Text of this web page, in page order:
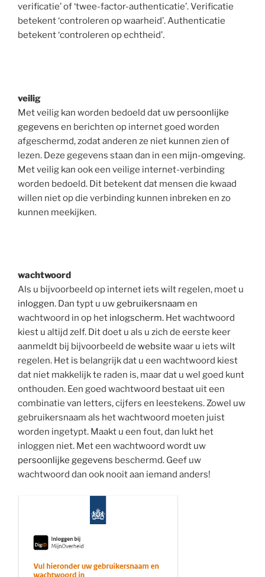
verificatie’ of ‘twee-factor-authenticatie’. Verificatie
betekent ‘controleren op waarheid’. Authenticatie
betekent ‘controleren op echtheid’.
veilig
Met veilig kan worden bedoeld dat uw persoonlijke
gegevens en berichten op internet goed worden
afgeschermd, zodat anderen ze niet kunnen zien of
lezen. Deze gegevens staan dan in een mijn-omgeving.
Met veilig kan ook een veilige internet-verbinding
worden bedoeld. Dit betekent dat mensen die kwaad
willen niet op die verbinding kunnen inbreken en zo
kunnen meekijken.
wachtwoord
Als u bijvoorbeeld op internet iets wilt regelen, moet u
inloggen. Dan typt u uwgebruikersnaam en
wachtwoord in op het inlogscherm. Het wachtwoord
kiest u altijd zelf. Dit doet u als u zich de eerste keer
aanmeldt bij bijvoorbeeld de website waar u iets wilt
regelen. Het is belangrijk dat u een wachtwoord kiest
dat niet makkelijk te raden is, maar dat u wel goed kunt
onthouden. Een goed wachtwoord bestaat uit een
combinatie van letters, cijfers en leestekens. Zowel uw
gebruikersnaam als het wachtwoord moeten juist
worden ingetypt. Maakt u een fout, dan lukt het
inloggen niet. Met een wachtwoord wordt uw
persoonlijke gegevens beschermd. Geef uw
wachtwoord dan ook nooit aan iemand anders!